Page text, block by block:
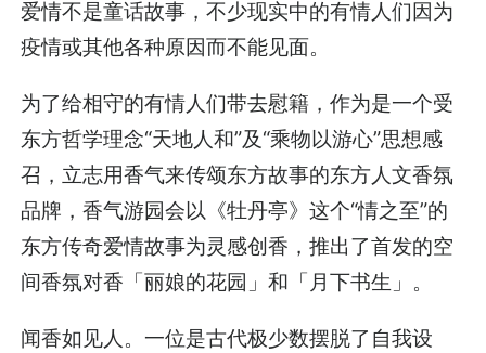
爱情不是童话故事，不少现实中的有情人们因为
疫情或其他各种原因而不能见面。
为了给相守的有情人们带去慰籍，作为是一个受
东方哲学理念“天地人和”及“乘物以游心”思想感
召，立志用香气来传颂东方故事的东方人文香氛
品牌，香气游园会以《牡丹亭》这个“情之至”的
东方传奇爱情故事为灵感创香，推出了首发的空
间香氛对香「丽娘的花园」和「月下书生」。
闻香如见人。一位是古代极少数摆脱了自我设